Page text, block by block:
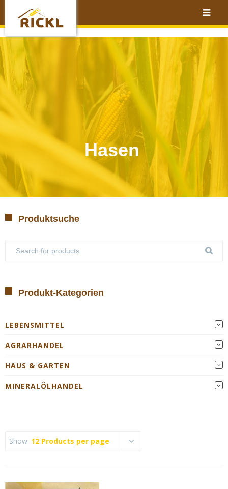
Hasen
Show: 12 Products per page
Produktsuche
Produkt-Kategorien
LEBENSMITTEL
AGRARHANDEL
HAUS & GARTEN
MINERALÖLHANDEL